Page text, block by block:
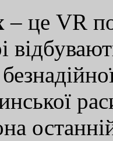
– це VR